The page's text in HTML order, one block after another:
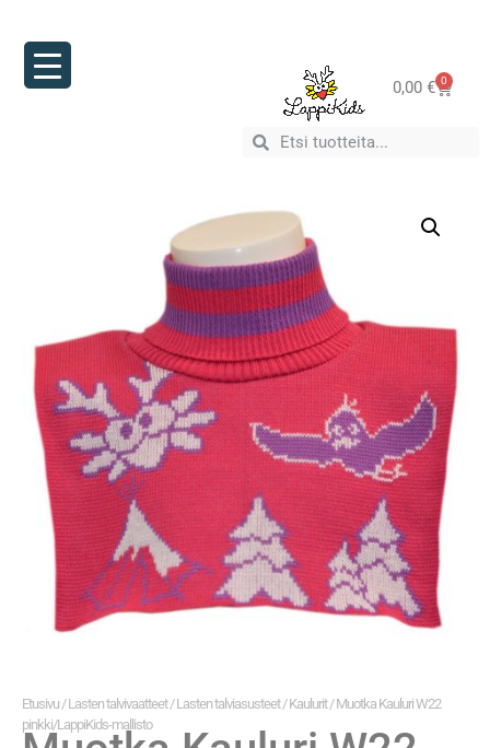
0,00 € 0
Etusivu /Lasten talvivaatteet/Lasten talviasusteet/Kaulurit/ Muotka Kauluri W22
pinkki/LappiKids-mallisto